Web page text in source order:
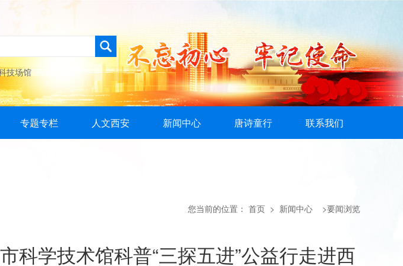
技场馆
专题专栏 人文西安 新闻中心 唐诗童行 联系我们
您当前的位置： 首页 > 新闻中心 >要闻浏览
学技术馆科普“三探五进”公益行走进西